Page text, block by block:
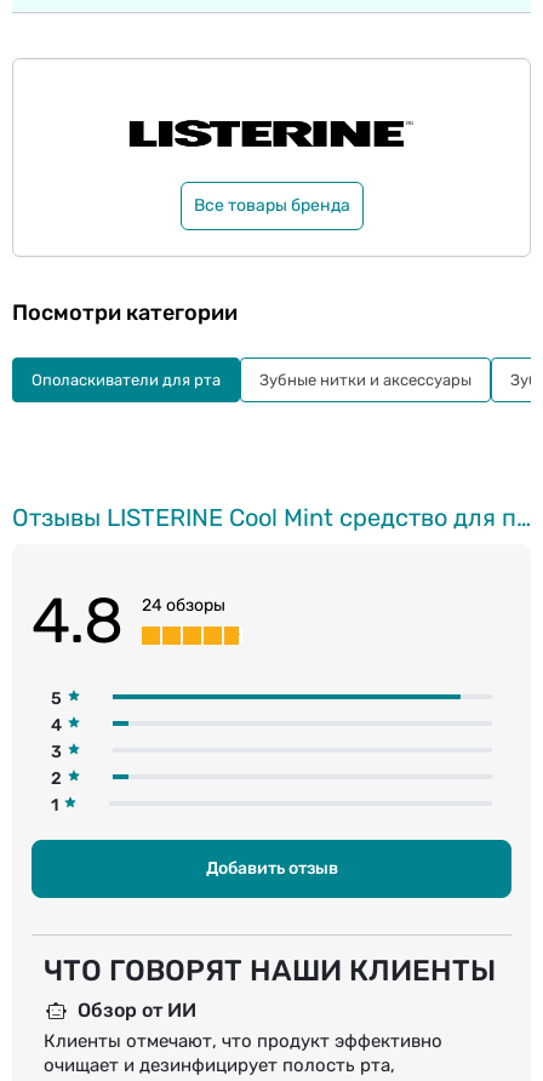
Все товары бренда
Отзывы LISTERINE Cool Mint средство для полоскания рта, 1л
4.8 24 обзоры
5
4
3
2
1
Добавить отзыв
ЧТО ГОВОРЯТ НАШИ КЛИЕНТЫ
Обзор от ИИ
Клиенты отмечают, что продукт эффективно
очищает и дезинфицирует полость рта,
Посмотри категории
Ополаскиватели для рта Зубные нитки и аксессуары